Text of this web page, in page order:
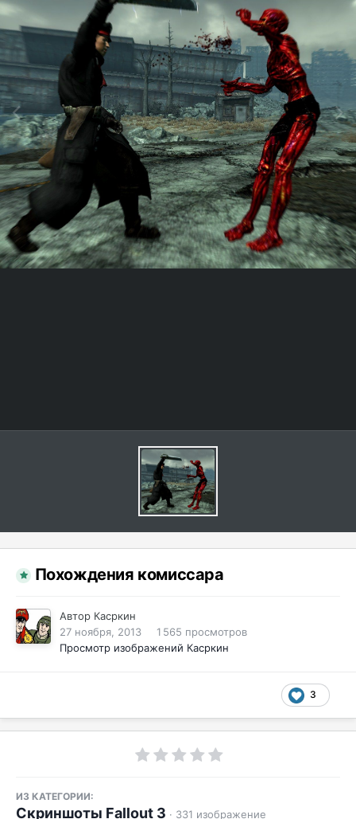
Похождения комиссара
Автор Касркин
27 ноября, 2013
1 565 просмотров
Просмотр изображений Касркин
3
ИЗ КАТЕГОРИИ:
Скриншоты Fallout 3 · 331 изображение